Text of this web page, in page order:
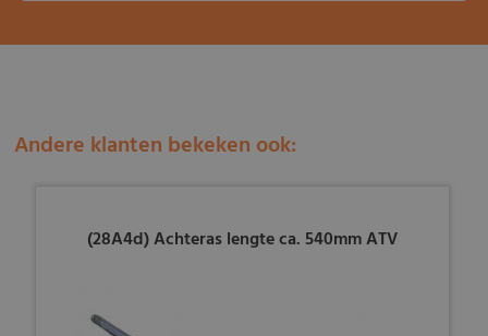
Andere klanten bekeken ook:
(28A4d) Achteras lengte ca. 540mm ATV